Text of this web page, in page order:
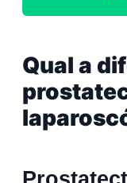
Qual a